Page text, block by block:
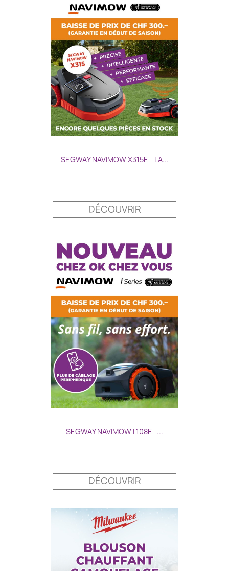
SEGWAY NAVIMOW X315E - LA...
DÉCOUVRIR
SEGWAY NAVIMOW I 108E -...
DÉCOUVRIR